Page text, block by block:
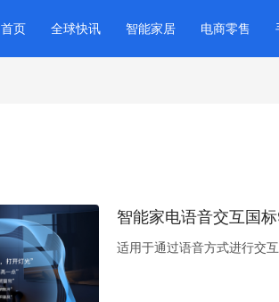
首页 全球快讯 智能家居 电商零售
智能家电语音交互国
适用于通过语音方式进行交